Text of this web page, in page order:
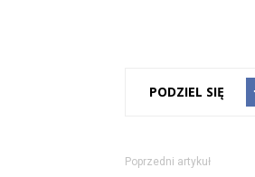
PODZIEL SIĘ
Poprzedni artykuł